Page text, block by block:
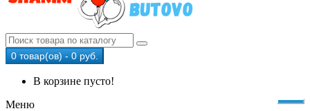
0 товар(ов) - 0 руб.
В корзине пусто!
Меню